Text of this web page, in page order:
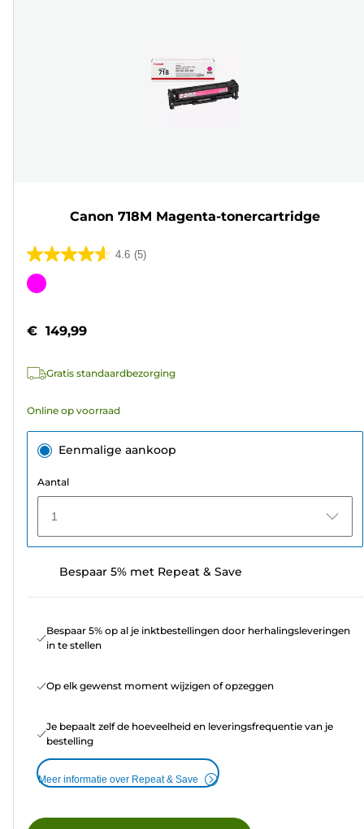
Canon 718M Magenta-tonercartridge
4.6 (5)
4.6
van
sterren.
beoordelingen
Kleurencartridge
€ 149,99
Gratis standaardbezorging
Online op voorraad
Eenmalige aankoop
Aantal
1
Bespaar 5% met Repeat & Save
Bespaar 5% op al je inktbestellingen door herhalingsleveringen
in te stellen
Op elk gewenst moment wijzigen of opzeggen
Je bepaalt zelf de hoeveelheid en leveringsfrequentie van je
bestelling
Meer informatie over Repeat & Save